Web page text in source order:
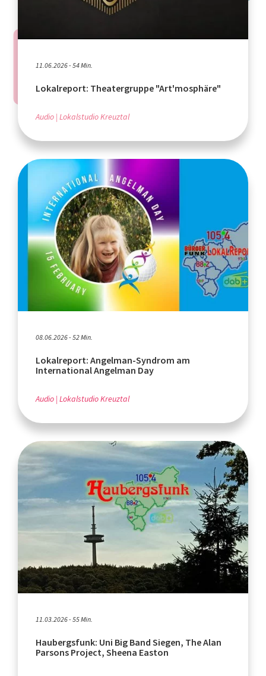
11.06.2026 - 54 Min.
Lokalreport: Theatergruppe "Art'mosphäre"
Audio Lokalstudio Kreuztal
08.06.2026 - 52 Min.
Lokalreport: Angelman-Syndrom am
International Angelman Day
Audio Lokalstudio Kreuztal
11.03.2026 - 55 Min.
Haubergsfunk: Uni Big Band Siegen, The Alan
Parsons Project, Sheena Easton